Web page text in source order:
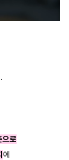
으로
에